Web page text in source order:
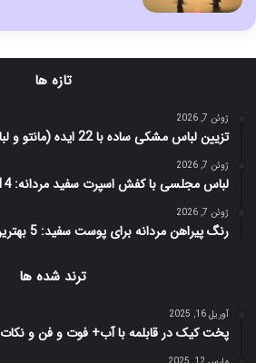
تازه ها
ژوئن 7, 2026
تزیین لباس مشکی ساده با 22 ایده (مانتو و لباس مجلسی سیاه)
ژوئن 7, 2026
لباس مجلسی با کفش اسپرت سفید مردانه: 14 ایده فوق العاده
ژوئن 7, 2026
رنگ پیراهن مردانه برای پوست سفید: 5 بهترین مدل و نمونه
ترند شده ها
آوریل 16, 2025
پخت کیک در قابلمه با آب+ فوت و فن و نکات